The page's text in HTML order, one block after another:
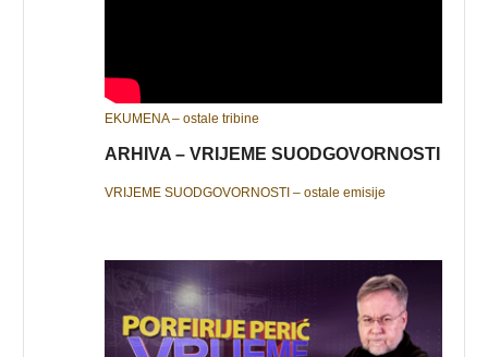
EKUMENA – ostale tribine
ARHIVA – VRIJEME SUODGOVORNOSTI
VRIJEME SUODGOVORNOSTI – ostale emisije